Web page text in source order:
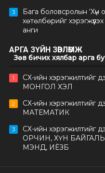
3
Бага боловсролын ‘Хүн
хөтөлбөрийг
анги
АРГА ЗҮЙН ЗӨВЛӨМЖ
Зөв бичих хялбар арга
1
СХ-ийн хэрэгжилтийг
МОНГОЛ ХЭЛ
2
СХ-ийн хэрэгжилтийг
МАТЕМАТИК
3
СХ-ийн хэрэгжилтийг
ОРЧИН, ХҮН
МЭНД, ИЁЗБ